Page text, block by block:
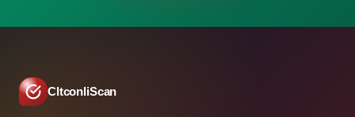
CltconliScan